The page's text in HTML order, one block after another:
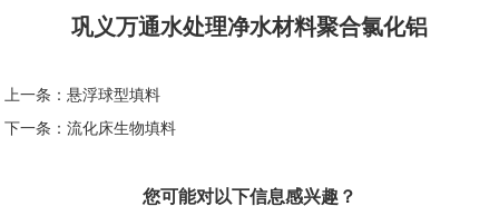
巩义万通水处理净水材料聚合氯化铝
上一条：悬浮球型填料
下一条：流化床生物填料
您可能对以下信息感兴趣？